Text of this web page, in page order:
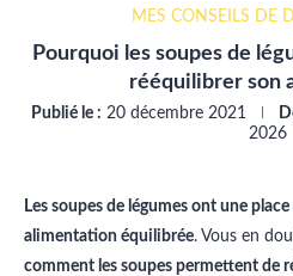
MES CONSEILS DE
Pourquoi les soupes de
rééquilibrer son
Publié le : 20 décembre 2021
2026
Les soupes de légumes ont une
alimentation équilibrée. Vous en
comment les soupes permettent de